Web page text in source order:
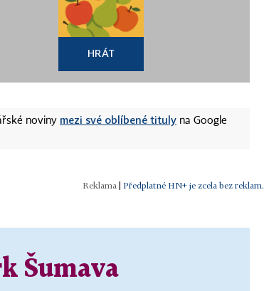
HRÁT
noviny mezi své oblíbené tituly na Google
| Předplatné HN+ je zcela bez reklam.
Šumava